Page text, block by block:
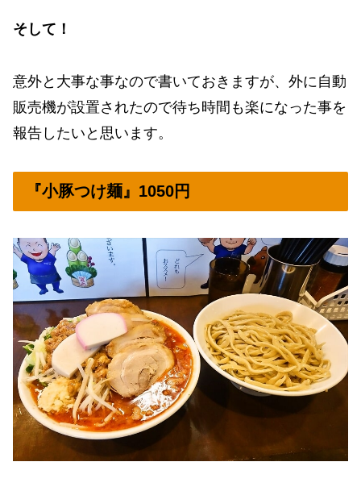
そして！
意外と大事な事なので書いておきますが、外に自動
販売機が設置されたので待ち時間も楽になった事を
報告したいと思います。
『小豚つけ麺』1050円